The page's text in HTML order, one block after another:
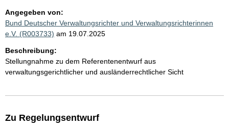
Angegeben von:
Bund Deutscher Verwaltungsrichter und Verwaltungsrichterinnen
e.V. (R003733) am 19.07.2025
Beschreibung:
Stellungnahme zu dem Referentenentwurf aus
verwaltungsgerichtlicher und ausländerrechtlicher Sicht
Zu Regelungsentwurf